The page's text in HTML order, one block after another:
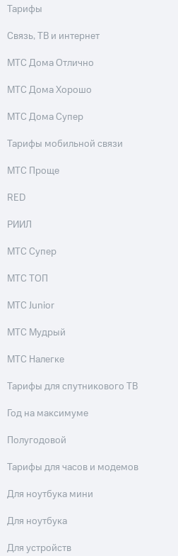
Тарифы
Связь, ТВ и интернет
МТС Дома Отлично
МТС Дома Хорошо
МТС Дома Супер
Тарифы мобильной связи
МТС Проще
RED
РИИЛ
МТС Супер
МТС ТОП
МТС Junior
МТС Мудрый
МТС Налегке
Тарифы для спутникового ТВ
Год на максимуме
Полугодовой
Тарифы для часов и модемов
Для ноутбука мини
Для ноутбука
Для устройств